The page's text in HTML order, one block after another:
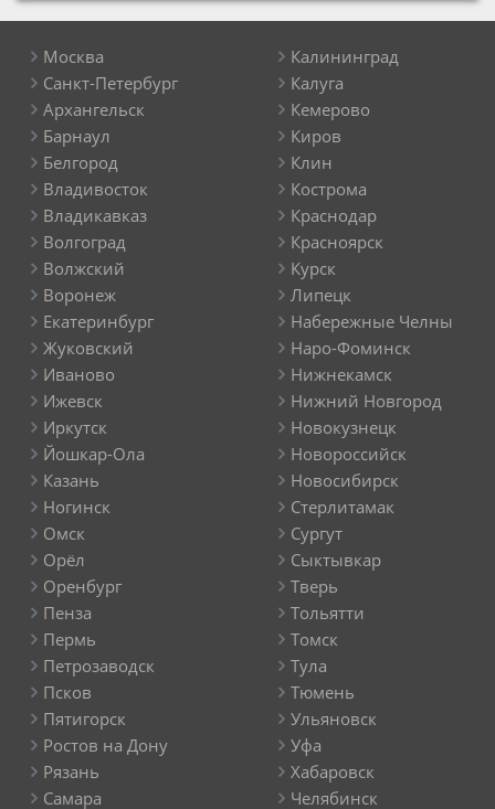
Москва
Санкт-Петербург
Архангельск
Барнаул
Белгород
Владивосток
Владикавказ
Волгоград
Волжский
Воронеж
Екатеринбург
Жуковский
Иваново
Ижевск
Иркутск
Йошкар-Ола
Казань
Калининград
Калуга
Кемерово
Киров
Клин
Кострома
Краснодар
Красноярск
Курск
Липецк
Набережные Челны
Наро-Фоминск
Нижнекамск
Нижний Новгород
Новокузнецк
Новороссийск
Новосибирск
Ногинск
Омск
Орёл
Оренбург
Пенза
Пермь
Петрозаводск
Псков
Пятигорск
Ростов на Дону
Рязань
Самара
Стерлитамак
Сургут
Сыктывкар
Тверь
Тольятти
Томск
Тула
Тюмень
Ульяновск
Уфа
Хабаровск
Челябинск